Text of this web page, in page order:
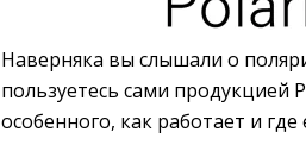
Наверняка вы слышали о
пользуетесь сами продукцией
особенного, как работает и